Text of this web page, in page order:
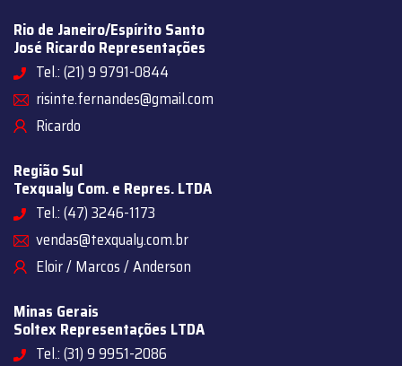
Rio de Janeiro/Espírito Santo
José Ricardo Representações
Tel.: (21) 9 9791-0844
risinte.fernandes@gmail.com
Ricardo
Região Sul
Texqualy Com. e Repres. LTDA
Tel.: (47) 3246-1173
vendas@texqualy.com.br
Eloir / Marcos / Anderson
Minas Gerais
Soltex Representações LTDA
Tel.: (31) 9 9951-2086